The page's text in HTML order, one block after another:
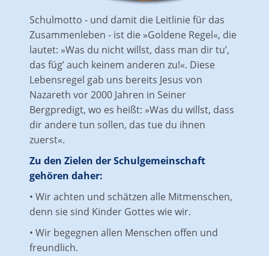
Schulmotto - und damit die Leitlinie für das
Zusammenleben - ist die »Goldene Regel«, die
lautet: »Was du nicht willst, dass man dir tu’,
das füg’ auch keinem anderen zu!«. Diese
Lebensregel gab uns bereits Jesus von
Nazareth vor 2000 Jahren in Seiner
Bergpredigt, wo es heißt: »Was du willst, dass
dir andere tun sollen, das tue du ihnen
zuerst«.
Zu den Zielen der Schulgemeinschaft
gehören daher:
• Wir achten und schätzen alle Mitmenschen,
denn sie sind Kinder Gottes wie wir.
• Wir begegnen allen Menschen offen und
freundlich.